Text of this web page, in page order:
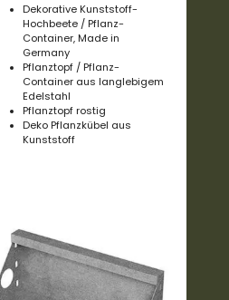
Dekorative Kunststoff-
Hochbeete / Pflanz-
Container, Made in
Germany
Pflanztopf / Pflanz-
Container aus langlebigem
Edelstahl
Pflanztopf rostig
Deko Pflanzkübel aus
Kunststoff